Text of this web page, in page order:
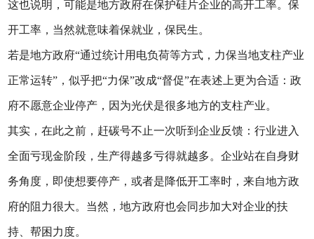
这也说明，可能是地方政府在保护硅片企业的高开工率。保
开工率，当然就意味着保就业，保民生。
若是地方政府“通过统计用电负荷等方式，力保当地支柱产业
正常运转”，似乎把“力保”改成“督促”在表述上更为合适：政
府不愿意企业停产，因为光伏是很多地方的支柱产业。
其实，在此之前，赶碳号不止一次听到企业反馈：行业进入
全面亏现金阶段，生产得越多亏得就越多。企业站在自身财
务角度，即使想要停产，或者是降低开工率时，来自地方政
府的阻力很大。当然，地方政府也会同步加大对企业的扶
持、帮困力度。